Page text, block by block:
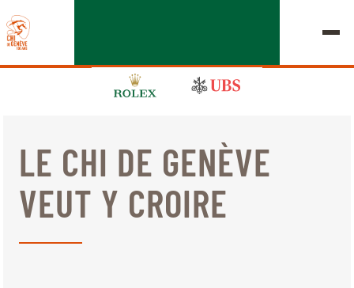
ÉDITION 2026
LE CHIG
MULTIMÉDIA
LE CHI DE GENÈVE
VEUT Y CROIRE